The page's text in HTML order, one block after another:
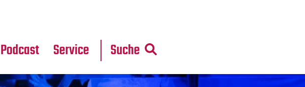
Podcast Service Suche